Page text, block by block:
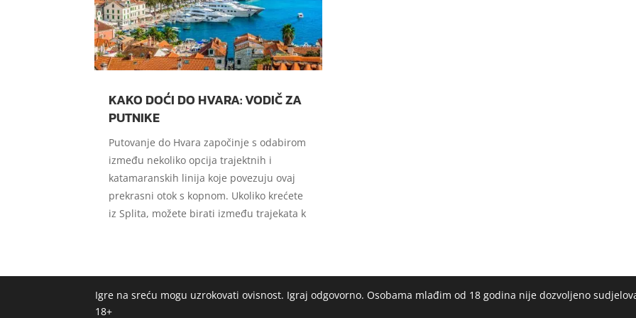
KAKO DOĆI DO HVARA: VODIČ ZA
PUTNIKE
Putovanje do Hvara započinje s odabirom
između nekoliko opcija trajektnih i
katamaranskih linija koje povezuju ovaj
prekrasni otok s kopnom. Ukoliko krećete
iz Splita, možete birati između trajekata k
Igre na sreću mogu uzrokovati ovisnost. Igraj odgovorno. Osobama mlađim od 18 godina nije dozvoljeno
18+